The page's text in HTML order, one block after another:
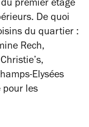
du premier étage
De quoi
du quartier :
Rech,
Elysées
pour les